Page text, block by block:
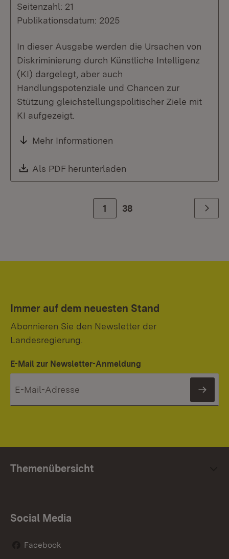
Seitenzahl: 21
Publikationsdatum: 2025
In dieser Ausgabe werden die Ursachen von
Diskriminierung durch Künstliche Intelligenz
(KI) dargelegt, aber auch
Handlungspotenziale und Chancen zur
Stützung gleichstellungspolitischer Ziele mit
KI aufgezeigt.
Mehr Informationen
Download:
Als PDF herunterladen
Zur Seite
1 38 Weiter
Immer auf dem neuesten Stand
Abonnieren Sie den Newsletter der
Landesregierung.
E-Mail zur Newsletter-Anmeldung
Themenübersicht
Social Media
Facebook